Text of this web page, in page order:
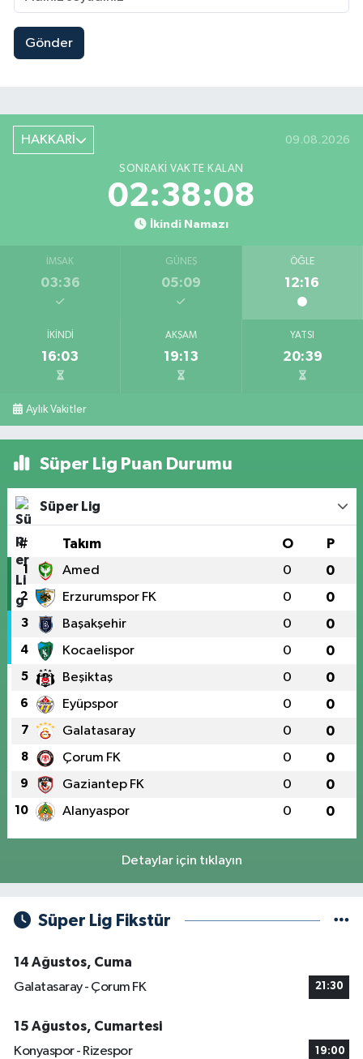
Gönder
HAKKARİ 09.08.2026
SONRAKI VAKTE KALAN
02:38:07
İkindi Namazı
İMSAK
03:36
GÜNEŞ
05:09
ÖĞLE
12:16
İKINDI
16:03
AKŞAM
19:13
YATSI
20:39
Aylık Vakitler
Süper Lig Puan Durumu
Süper Lig
# Takım O P
1 Amed 0 0
2 Erzurumspor FK 0 0
3 Başakşehir 0 0
4 Kocaelispor 0 0
5 Beşiktaş 0 0
6 Eyüpspor 0 0
7 Galatasaray 0 0
8 Çorum FK 0 0
9 Gaziantep FK 0 0
10 Alanyaspor 0 0
Detaylar için tıklayın
Süper Lig Fikstür
14 Ağustos, Cuma
Galatasaray - Çorum FK
21:30
15 Ağustos, Cumartesi
Konyaspor - Rizespor
19:00